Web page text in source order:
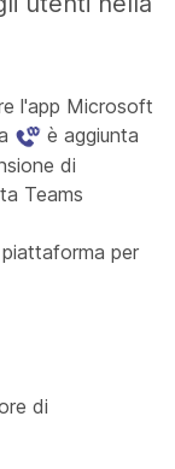
l'app Microsoft
è aggiunta
di
Teams
per
di